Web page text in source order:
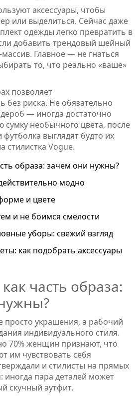
аксессуары, чтобы
или выделиться. Сейчас даже
одежды легко превратить в
добавить трендовый шейный
Главное — не гнаться
то, что реально «ваше»
позволяет
без риска. Не обязательно
— иногда достаточно
необычного цвета, после
выглядят будто их
стилистка Vogue.
образа: зачем они нужны?
модно
и цвете
и не боимся смелости
уборы: свежий взгляд
как подобрать аксессуары
часть образа:
просто украшения, а рабочий
индивидуального стиля.
70% женщин признают, что
им чувствовать себя
и стилисты на прямых
иногда пара деталей может
скучный аутфит.